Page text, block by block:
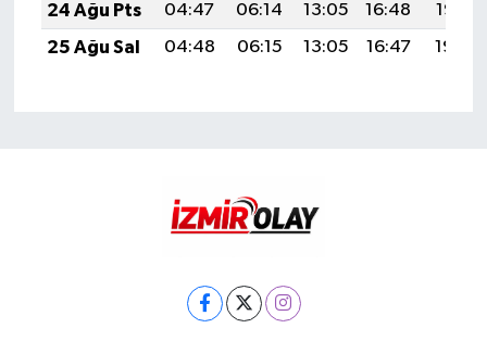
24 Ağu Pts
04:47 06:14 13:05 16:48
19:47
25 Ağu Sal
04:48 06:15 13:05 16:47 19:45